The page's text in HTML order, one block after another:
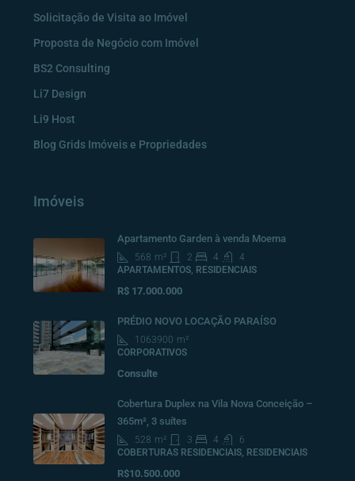
Solicitação de Visita ao Imóvel
Proposta de Negócio com Imóvel
BS2 Consulting
Li7 Design
Li9 Host
Blog Grids Imóveis e Propriedades
Imóveis
Apartamento Garden à venda Moema
568 m² 2 4
4
APARTAMENTOS, RESIDENCIAIS
R$ 17.000.000
PRÉDIO NOVO LOCAÇÃO PARAÍSO
1063900 m²
CORPORATIVOS
Consulte
Cobertura Duplex na Vila Nova Conceição –
365m², 3 suítes
528 m² 3 4
6
COBERTURAS RESIDENCIAIS, RESIDENCIAIS
R$10.500.000